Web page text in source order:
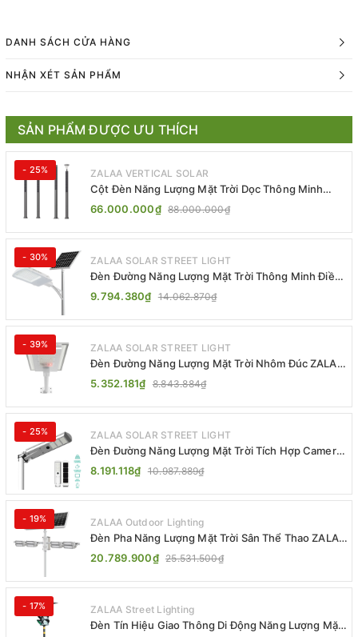
DANH SÁCH CỬA HÀNG
NHẬN XÉT SẢN PHẨM
SẢN PHẨM ĐƯỢC ƯU THÍCH
- 25% ZALAA VERTICAL SOLAR
Cột Đèn Năng Lượng Mặt Trời Dọc Thông Minh
ZSR-YYDS-360 | ZALAA Jsc
66.000.000₫ 88.000.000₫
- 30% ZALAA SOLAR STREET LIGHT
Đèn Đường Năng Lượng Mặt Trời Thông Minh Điều
Khiển MPPT ZL-GMX01 ZALAA
9.794.380₫ 14.062.870₫
- 39% ZALAA SOLAR STREET LIGHT
Đèn Đường Năng Lượng Mặt Trời Nhôm Đúc ZALAA
ZL-BWH Cao Cấp IP65
5.352.181₫ 8.843.884₫
- 25% ZALAA SOLAR STREET LIGHT
Đèn Đường Năng Lượng Mặt Trời Tích Hợp Camera
ZALAA ZL-BJ04-CCTV (80W, IP65)
8.191.118₫ 10.987.889₫
- 19% ZALAA Outdoor Lighting
Đèn Pha Năng Lượng Mặt Trời Sân Thể Thao ZALAA
Jsc Chống Nước IP65 Cao Cấp
20.789.900₫ 25.531.500₫
- 17% ZALAA Street Lighting
Đèn Tín Hiệu Giao Thông Di Động Năng Lượng Mặt